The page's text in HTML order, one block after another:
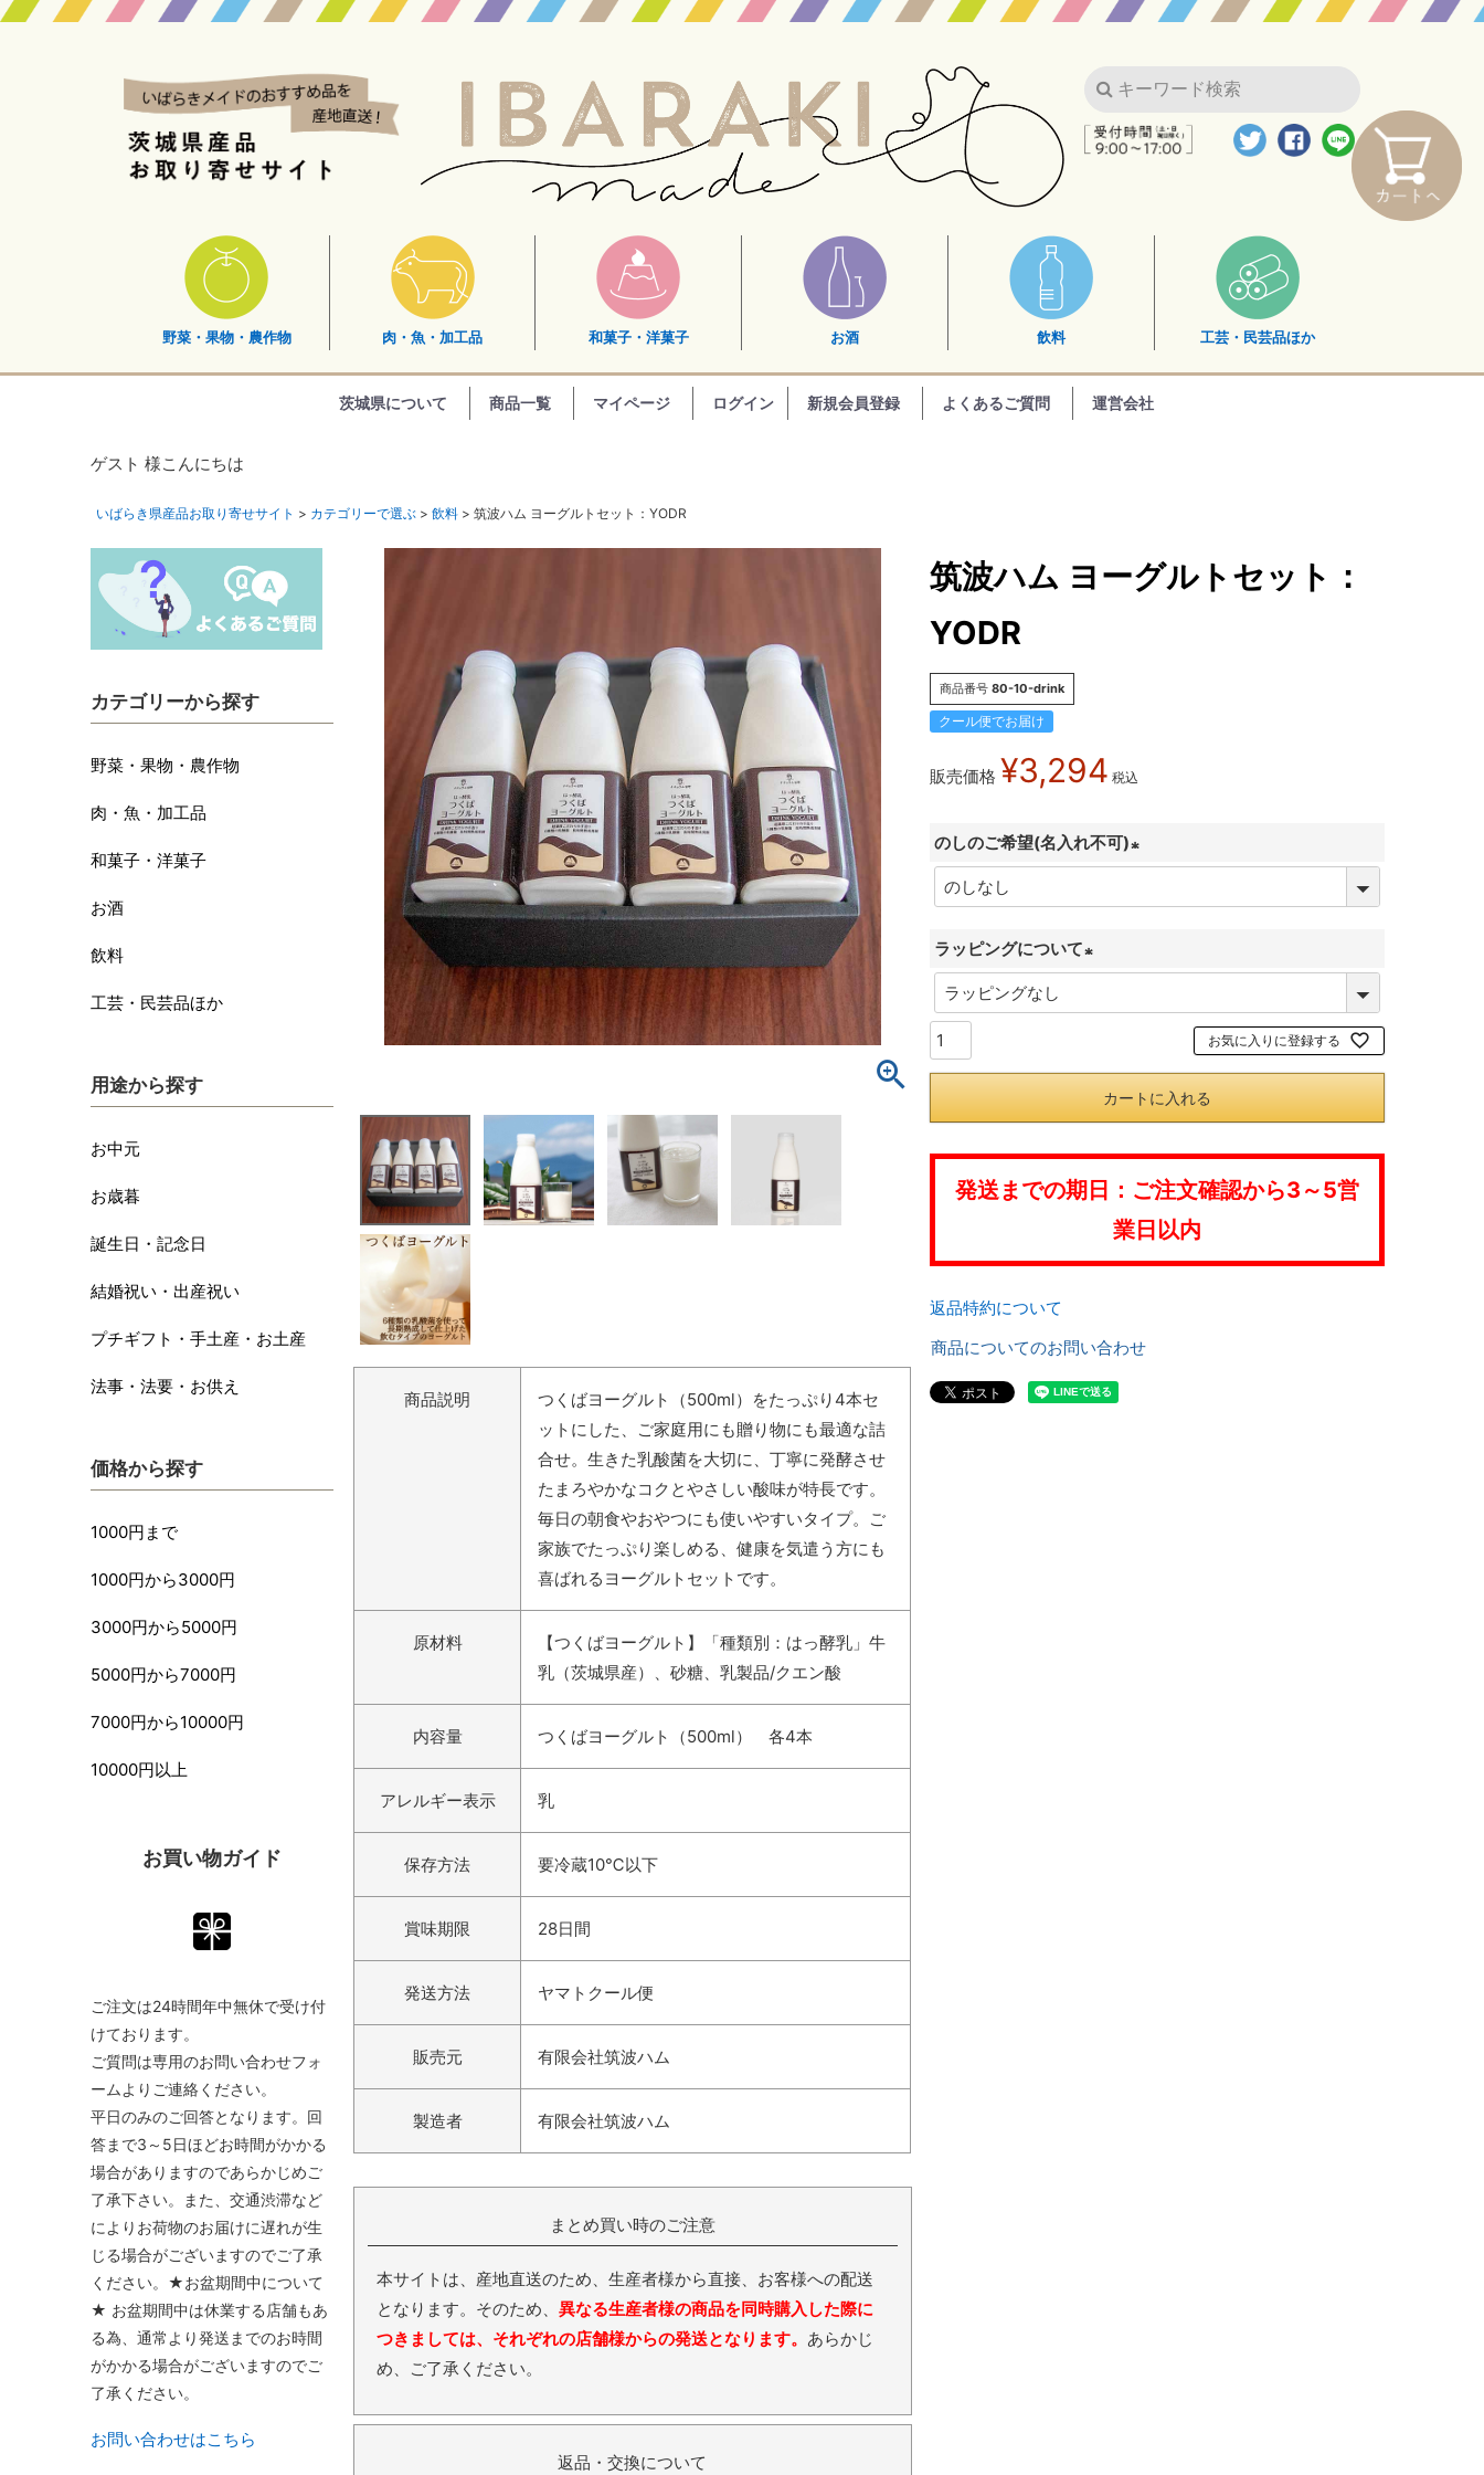
野菜・果物・農作物 肉・魚・加工品 和菓子・洋菓子 お酒 飲料 工芸・民芸品ほか
茨城県について 商品一覧 マイページ ログイン 新規会員登録 よくあるご質問 運営会社
ゲスト 様こんにちは
いばらき県産品お取り寄せサイト カテゴリーで選ぶ 飲料 筑波ハム ヨーグルトセット：YODR
カテゴリーから探す
野菜・果物・農作物
肉・魚・加工品
和菓子・洋菓子
お酒
飲料
工芸・民芸品ほか
用途から探す
お中元
お歳暮
誕生日・記念日
結婚祝い・出産祝い
プチギフト・手土産・お土産
法事・法要・お供え
価格から探す
1000円まで
1000円から3000円
3000円から5000円
5000円から7000円
7000円から10000円
10000円以上
お買い物ガイド
ご注文は24時間年中無休で受け付
けております。
ご質問は専用のお問い合わせフォ
ームよりご連絡ください。
平日のみのご回答となります。回
答まで3～5日ほどお時間がかかる
場合がありますのであらかじめご
了承下さい。また、交通渋滞など
によりお荷物のお届けに遅れが生
じる場合がございますのでご了承
ください。★お盆期間中について
★ お盆期間中は休業する店舗もあ
る為、通常より発送までのお時間
がかかる場合がございますのでご
了承ください。
お問い合わせはこちら
商品説明
つくばヨーグルト（500ml）をたっぷり4本セ
ットにした、ご家庭用にも贈り物にも最適な詰
合せ。生きた乳酸菌を大切に、丁寧に発酵させ
たまろやかなコクとやさしい酸味が特長です。
毎日の朝食やおやつにも使いやすいタイプ。ご
家族でたっぷり楽しめる、健康を気遣う方にも
喜ばれるヨーグルトセットです。
原材料
【つくばヨーグルト】「種類別：はっ酵乳」牛
乳（茨城県産）、砂糖、乳製品/クエン酸
内容量 つくばヨーグルト（500ml） 各4本
アレルギー表示 乳
保存方法 要冷蔵10℃以下
賞味期限 28日間
発送方法 ヤマトクール便
販売元 有限会社筑波ハム
製造者 有限会社筑波ハム
まとめ買い時のご注意
本サイトは、産地直送のため、生産者様から直接、お客様への配送
となります。そのため、 異なる生産者様の商品を同時購入した際に
つきましては、それぞれの店舗様からの発送となります。 あらかじ
め、ご了承ください。
返品・交換について
筑波ハム ヨーグルトセット：
YODR
商品番号 80-10-drink
クール便でお届け
販売価格 ¥3,294 税込
のしのご希望(名入れ不可)
必
)
ラッピングについて
必
)
お気に入りに登録する
カートに入れる
発送までの期日：ご注文確認から3～5営
業日以内
返品特約について
商品についてのお問い合わせ